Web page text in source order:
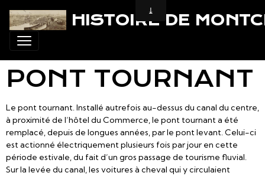
HISTOIRE DE
PONT TOURNANT
Le pont tournant. Installé autrefois au-dessus du canal du centre,
à proximité de l’hôtel du Commerce, le pont tournant a été
remplacé, depuis de longues années, par le pont levant. Celui-ci
est actionné électriquement plusieurs fois par jour en cette
période estivale, du fait d’un gros passage de tourisme fluvial.
Sur la levée du canal, les voitures à cheval qui y circulaient